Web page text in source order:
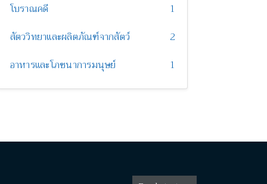
โบราณคดี
1
สัตววิทยาและผลิตภัณฑ์จากสัตว์
2
อาหารและโภชนาการมนุษย์
1